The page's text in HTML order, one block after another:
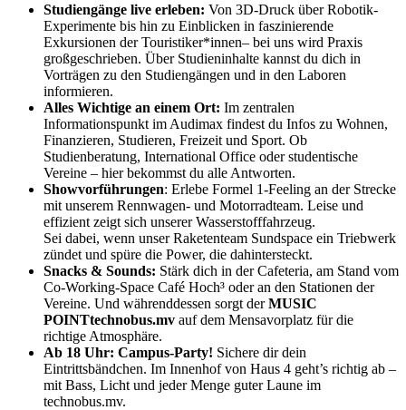
Studiengänge live erleben: Von 3D-Druck über Robotik-
Experimente bis hin zu Einblicken in faszinierende
Exkursionen der Touristiker*innen– bei uns wird Praxis
großgeschrieben. Über Studieninhalte kannst du dich in
Vorträgen zu den Studiengängen und in den Laboren
informieren.
Alles Wichtige an einem Ort: Im zentralen
Informationspunkt im Audimax findest du Infos zu Wohnen,
Finanzieren, Studieren, Freizeit und Sport. Ob
Studienberatung, International Office oder studentische
Vereine – hier bekommst du alle Antworten.
Showvorführungen: Erlebe Formel 1-Feeling an der Strecke
mit unserem Rennwagen- und Motorradteam. Leise und
effizient zeigt sich unserer Wasserstofffahrzeug.
Sei dabei, wenn unser Raketenteam Sundspace ein Triebwerk
zündet und spüre die Power, die dahintersteckt.
Snacks & Sounds: Stärk dich in der Cafeteria, am Stand vom
Co-Working-Space Café Hoch³ oder an den Stationen der
Vereine. Und währenddessen sorgt derMUSIC
POINTtechnobus.mv auf dem Mensavorplatz für die
richtige Atmosphäre.
Ab 18 Uhr: Campus-Party! Sichere dir dein
Eintrittsbändchen. Im Innenhof von Haus 4 geht’s richtig ab –
mit Bass, Licht und jeder Menge guter Laune im
technobus.mv.